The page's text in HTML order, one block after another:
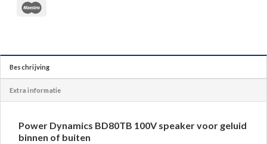
Beschrijving
Extra informatie
Power Dynamics BD80TB 100V speaker voor geluid
binnen of buiten